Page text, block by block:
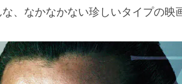
、なかなかない珍しいタイプの映